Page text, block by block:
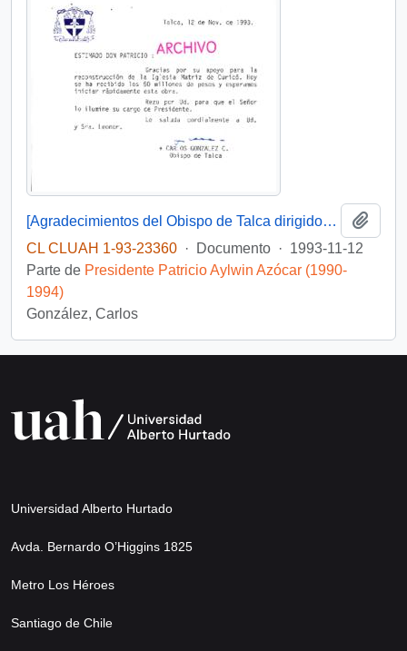
[Agradecimientos del Obispo de Talca dirigidos al Presidente Patricio Aylwin por el apoyo en la reconstrucción de la Iglesia Matriz de Curicó]
CL CLUAH 1-93-23360 · Documento · 1993-11-12
Parte de Presidente Patricio Aylwin Azócar (1990-
1994)
González, Carlos
Universidad Alberto Hurtado
Avda. Bernardo O’Higgins 1825
Metro Los Héroes
Santiago de Chile